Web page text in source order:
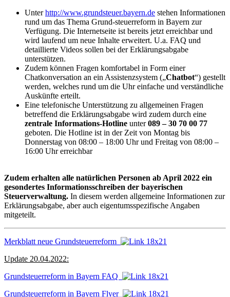
Unterhttp://www.grundsteuer.bayern.de stehen Informationen
rund um das Thema Grund-steuerreform in Bayern zur
Verfügung. Die Internetseite ist bereits jetzt erreichbar und
wird laufend um neue Inhalte erweitert. U.a. FAQ und
detaillierte Videos sollen bei der Erklärungsabgabe
unterstützen.
Zudem können Fragen komfortabel in Form einer
Chatkonversation an ein Assistenzsystem („Chatbot“) gestellt
werden, welches rund um die Uhr einfache und verständliche
Auskünfte erteilt.
Eine telefonische Unterstützung zu allgemeinen Fragen
betreffend die Erklärungsabgabe wird zudem durch eine
zentrale Informations-Hotline unter089 – 30 70 00 77
geboten. Die Hotline ist in der Zeit von Montag bis
Donnerstag von 08:00 – 18:00 Uhr und Freitag von 08:00 –
16:00 Uhr erreichbar
Zudem erhalten alle natürlichen Personen ab April 2022 ein
gesondertes Informationsschreiben der bayerischen
Steuerverwaltung. In diesem werden allgemeine Informationen zur
Erklärungsabgabe, aber auch eigentumsspezifische Angaben
mitgeteilt.
Merkblatt neue Grundsteuerreform
Update 20.04.2022:
Grundsteuerreform in Bayern FAQ
Grundsteuerreform in Bayern Flyer